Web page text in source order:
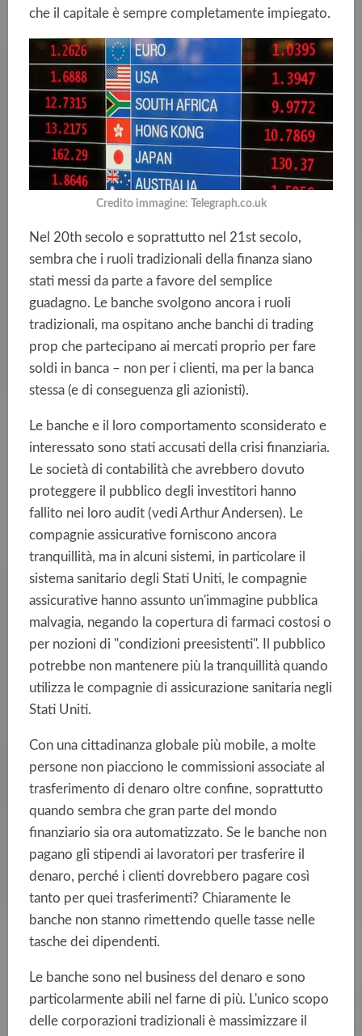
che il capitale è sempre completamente impiegato.
Credito immagine: Telegraph.co.uk
Nel 20thsecolo e soprattutto nel 21stsecolo,
sembra che i ruoli tradizionali della finanza siano
stati messi da parte a favore del semplice
guadagno. Le banche svolgono ancora i ruoli
tradizionali, ma ospitano anche banchi di trading
prop che partecipano ai mercati proprio per fare
soldi in banca – non per i clienti, ma per la banca
stessa (e di conseguenza gli azionisti).
Le banche e il loro comportamento sconsiderato e
interessato sono stati accusati della crisi finanziaria.
Le società di contabilità che avrebbero dovuto
proteggere il pubblico degli investitori hanno
fallito nei loro audit (vedi Arthur Andersen). Le
compagnie assicurative forniscono ancora
tranquillità, ma in alcuni sistemi, in particolare il
sistema sanitario degli Stati Uniti, le compagnie
assicurative hanno assunto un'immagine pubblica
malvagia, negando la copertura di farmaci costosi o
per nozioni di "condizioni preesistenti". Il pubblico
potrebbe non mantenere più la tranquillità quando
utilizza le compagnie di assicurazione sanitaria negli
Stati Uniti.
Con una cittadinanza globale più mobile, a molte
persone non piacciono le commissioni associate al
trasferimento di denaro oltre confine, soprattutto
quando sembra che gran parte del mondo
finanziario sia ora automatizzato. Se le banche non
pagano gli stipendi ai lavoratori per trasferire il
denaro, perché i clienti dovrebbero pagare così
tanto per quei trasferimenti? Chiaramente le
banche non stanno rimettendo quelle tasse nelle
tasche dei dipendenti.
Le banche sono nel business del denaro e sono
particolarmente abili nel farne di più. L'unico scopo
delle corporazioni tradizionali è massimizzare il